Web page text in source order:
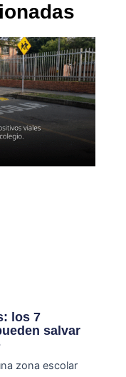
los 7
salvar
zona escolar